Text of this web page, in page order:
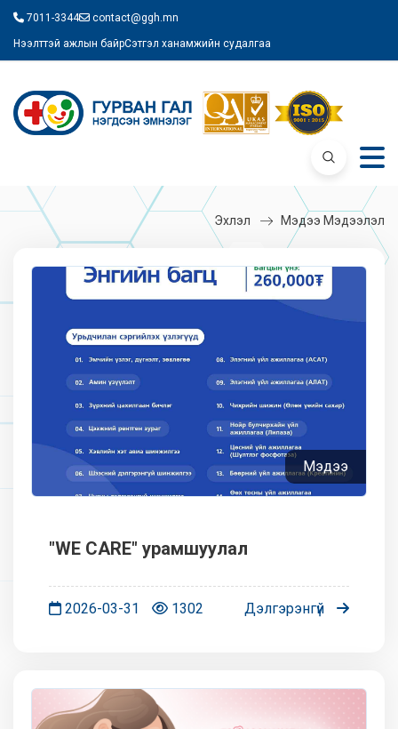
7011-3344 contact@ggh.mn
Нээлттэй ажлын байрСэтгэл ханамжийн судалгаа
Эхлэл Мэдээ Мэдээлэл
Мэдээ
"WE CARE" урамшуулал
2026-03-31 1302 Дэлгэрэнгүй